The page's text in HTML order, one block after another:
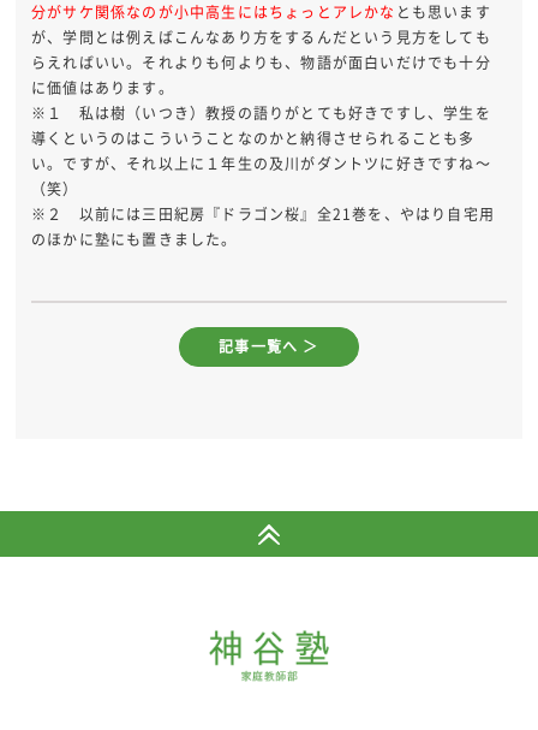
分がサケ関係なのが小中高生にはちょっとアレかな とも思います
が、学問とは例えばこんなあり方をするんだという見方をしても
らえればいい。それよりも何よりも、物語が面白いだけでも十分
に価値はあります。
※１ 私は樹（いつき）教授の語りがとても好きですし、学生を
導くというのはこういうことなのかと納得させられることも多
い。ですが、それ以上に１年生の及川がダントツに好きですね～
（笑）
※２ 以前には三田紀房『ドラゴン桜』全21巻を、やはり自宅用
のほかに塾にも置きました。
記事一覧へ ＞